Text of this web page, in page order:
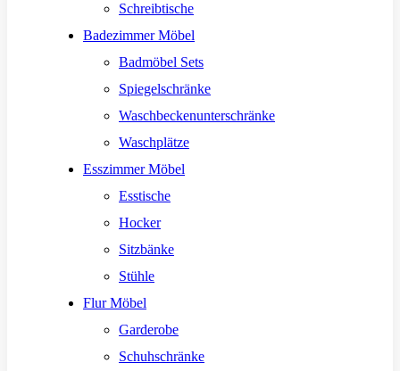
Schreibtische
Badezimmer Möbel
Badmöbel Sets
Spiegelschränke
Waschbeckenunterschränke
Waschplätze
Esszimmer Möbel
Esstische
Hocker
Sitzbänke
Stühle
Flur Möbel
Garderobe
Schuhschränke